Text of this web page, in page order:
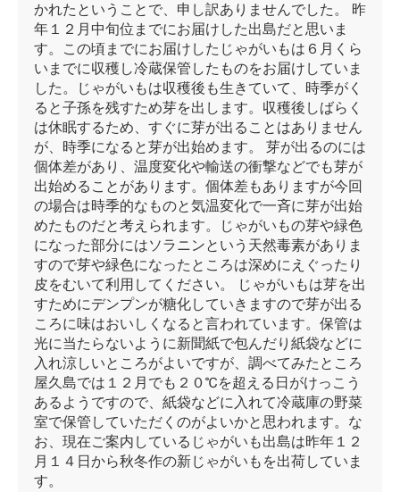
かれたということで、申し訳ありませんでした。 昨
年１２月中旬位までにお届けした出島だと思いま
す。この頃までにお届けしたじゃがいもは６月くら
いまでに収穫し冷蔵保管したものをお届けしていま
した。じゃがいもは収穫後も生きていて、時季がく
ると子孫を残すため芽を出します。収穫後しばらく
は休眠するため、すぐに芽が出ることはありません
が、時季になると芽が出始めます。 芽が出るのには
個体差があり、温度変化や輸送の衝撃などでも芽が
出始めることがあります。個体差もありますが今回
の場合は時季的なものと気温変化で一斉に芽が出始
めたものだと考えられます。じゃがいもの芽や緑色
になった部分にはソラニンという天然毒素がありま
すので芽や緑色になったところは深めにえぐったり
皮をむいて利用してください。 じゃがいもは芽を出
すためにデンプンが糖化していきますので芽が出る
ころに味はおいしくなると言われています。保管は
光に当たらないように新聞紙で包んだり紙袋などに
入れ涼しいところがよいですが、調べてみたところ
屋久島では１２月でも２０℃を超える日がけっこう
あるようですので、紙袋などに入れて冷蔵庫の野菜
室で保管していただくのがよいかと思われます。な
お、現在ご案内しているじゃがいも出島は昨年１２
月１４日から秋冬作の新じゃがいもを出荷していま
す。